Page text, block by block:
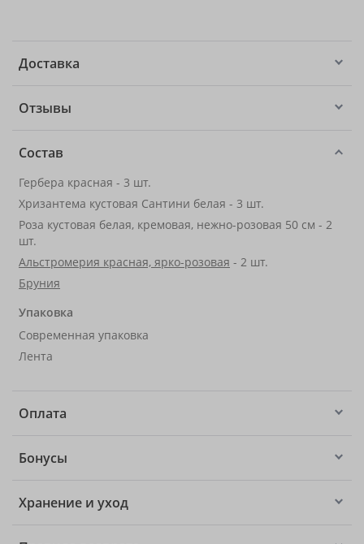
Доставка
Отзывы
Состав
Гербера красная - 3 шт.
Хризантема кустовая Сантини белая - 3 шт.
Роза кустовая белая, кремовая, нежно-розовая 50 см - 2
шт.
Альстромерия красная, ярко-розовая - 2 шт.
Бруния
Упаковка
Современная упаковка
Лента
Оплата
Бонусы
Хранение и уход